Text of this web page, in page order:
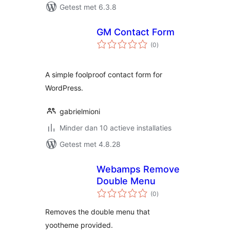
Getest met 6.3.8
GM Contact Form
(0totaal
waarderingen
)
A simple foolproof contact form for
WordPress.
gabrielmioni
Minder dan 10 actieve installaties
Getest met 4.8.28
Webamps Remove
Double Menu
(0totaal
waarderingen
)
Removes the double menu that
yootheme provided.